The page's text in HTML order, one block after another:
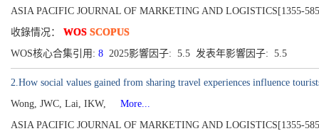
ASIA PACIFIC JOURNAL OF MARKETING AND LOGISTICS[1355-
收錄情况： WOS SCOPUS
WOS核心合集引用: 8 2025影響因子: 5.5 发表年影響因子: 5.5
2.How social values gained from sharing travel experiences influence
Wong, JWC, Lai, IKW,
More...
ASIA PACIFIC JOURNAL OF MARKETING AND LOGISTICS[1355-